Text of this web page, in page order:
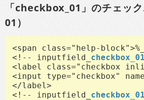
「checkbox_01」のチェッ
01）
<span class="help-block">%_
<!-- inputfield_ checkbox_01
<label class="checkbox
<input type="checkbox"
</label>
<!-- inputfield_ checkbox_01